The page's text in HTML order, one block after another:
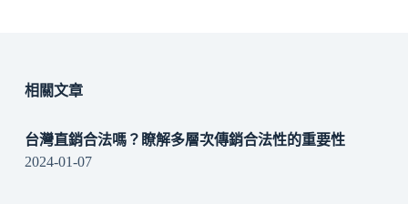
相關文章
台灣直銷合法嗎？瞭解多層次傳銷合法性的重要性
2024-01-07